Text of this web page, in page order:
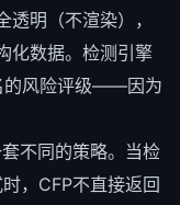
明（不渲染），
化数据。检测引擎
的风险评级——因为
不同的策略。当检
，CFP不直接返回